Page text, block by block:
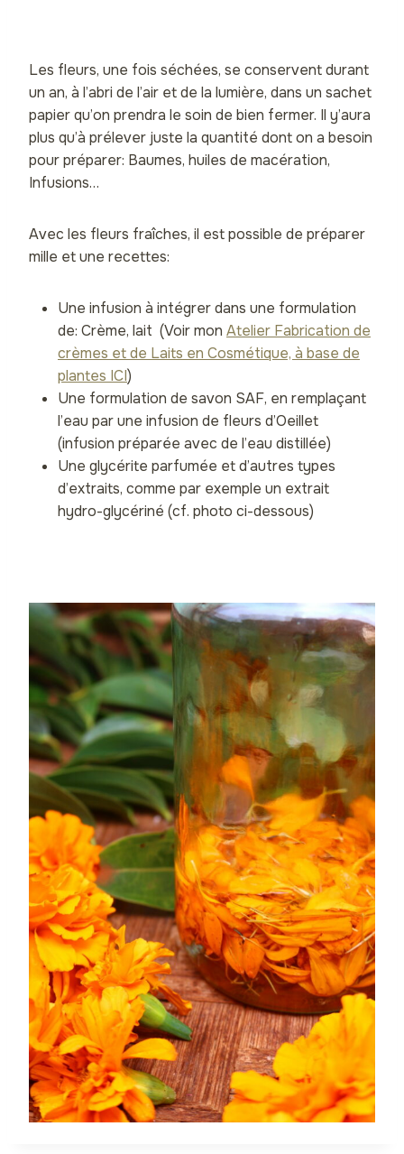
Les fleurs, une fois séchées, se conservent durant
un an, à l’abri de l’air et de la lumière, dans un sachet
papier qu’on prendra le soin de bien fermer. Il y’aura
plus qu’à prélever juste la quantité dont on a besoin
pour préparer: Baumes, huiles de macération,
Infusions…
Avec les fleurs fraîches, il est possible de préparer
mille et une recettes:
Une infusion à intégrer dans une formulation
de: Crème, lait (Voir mon Atelier Fabrication de
crèmes et de Laits en Cosmétique, à base de
plantes ICI)
Une formulation de savon SAF, en remplaçant
l’eau par une infusion de fleurs d’Oeillet
(infusion préparée avec de l’eau distillée)
Une glycérite parfumée et d’autres types
d’extraits, comme par exemple un extrait
hydro-glycériné (cf. photo ci-dessous)